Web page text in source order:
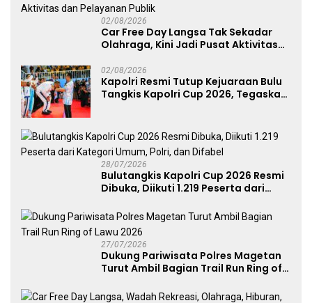
02/08/2026
Car Free Day Langsa Tak Sekadar
Olahraga, Kini Jadi Pusat Aktivitas
02/08/2026
Kapolri Resmi Tutup Kejuaraan Bulu
Tangkis Kapolri Cup 2026, Tegaskan
28/07/2026
Bulutangkis Kapolri Cup 2026 Resmi
Dibuka, Diikuti 1.219 Peserta dari
27/07/2026
Dukung Pariwisata Polres Magetan
Turut Ambil Bagian Trail Run Ring of